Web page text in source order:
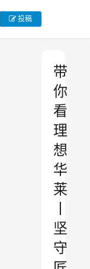
投稿
带
你
看
理
想
华
莱
坚
守